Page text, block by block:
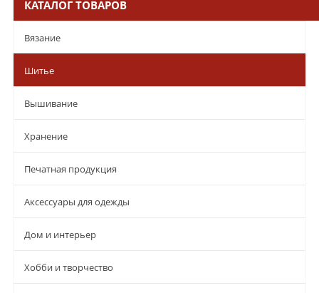
КАТАЛОГ ТОВАРОВ
Вязание
Шитье
Вышивание
Хранение
Печатная продукция
Аксессуары для одежды
Дом и интерьер
Хобби и творчество